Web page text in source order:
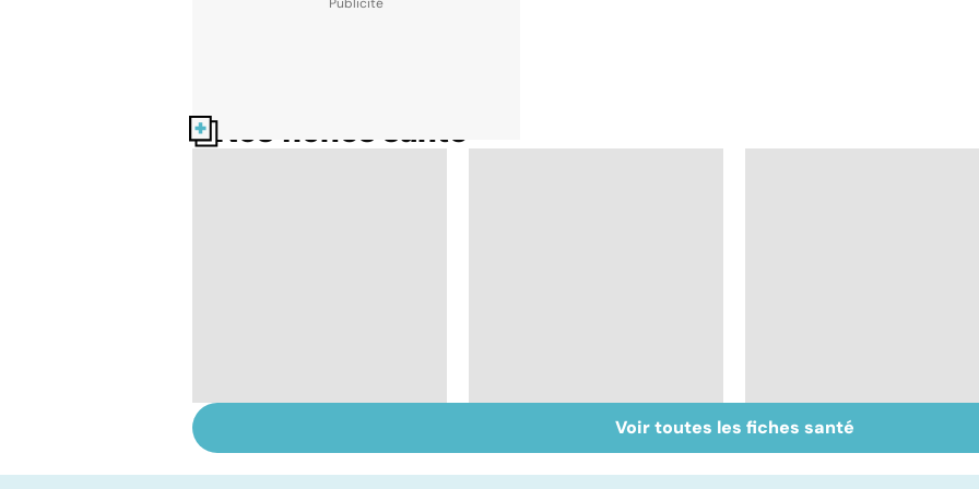
Nos fiches santé
temps de la
Post-partum : un
bouleversement
Narcolepsie : des
crises de sommeil
Voir toutes les fiches santé